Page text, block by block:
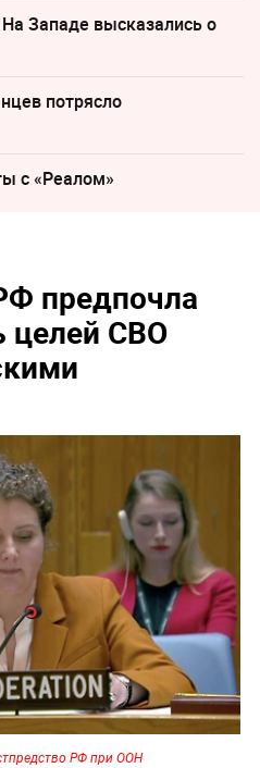
Западе высказались о
потрясло
с «Реалом»
предпочла
целей СВО
РФ при ООН